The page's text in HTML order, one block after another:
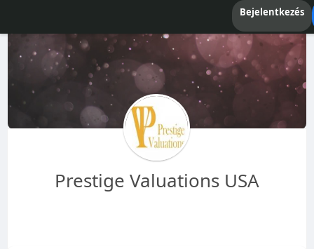
Bejelentkezés
Prestige Valuations USA